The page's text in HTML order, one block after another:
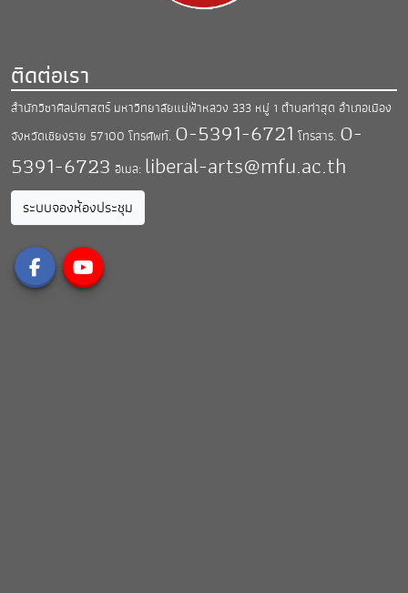
ติดต่อเรา
สำนักวิชาศิลปศาสตร์ มหาวิทยาลัยแม่ฟ้าหลวง 333 หมู่ 1 ตำบลท่าสุด อำเภอเมือง
จังหวัดเชียงราย 57100 โทรศัพท์. 0-5391-6721 โทรสาร. 0-
5391-6723 อีเมล: liberal-arts@mfu.ac.th
ระบบจองห้องประชุม